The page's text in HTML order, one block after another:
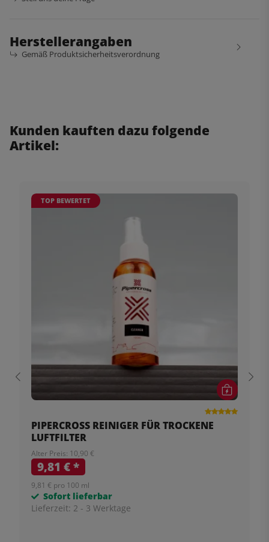
Herstellerangaben
Gemäß Produktsicherheitsverordnung
Kunden kauften dazu folgende
Artikel:
TOP BEWERTET
PIPERCROSS REINIGER FÜR TROCKENE
LUFTFILTER
Alter Preis: 10,90 €
9,81 €*
9,81 € pro 100 ml
Sofort lieferbar
Lieferzeit: 2 - 3 Werktage